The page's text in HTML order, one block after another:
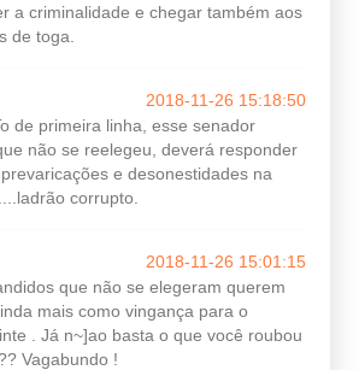
a criminalidade e chegar também aos
de toga.
2018-11-26 15:18:50
de primeira linha, esse senador
não se reelegeu, deverá responder
e desonestidades na
corrupto.
2018-11-26 15:01:15
que não se elegeram querem
mais como vingança para o
. Já n~]ao basta o que você roubou
Vagabundo !